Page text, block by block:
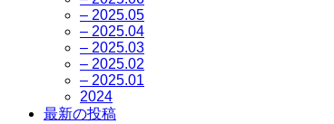
– 2025.05
– 2025.04
– 2025.03
– 2025.02
– 2025.01
2024
最新の投稿